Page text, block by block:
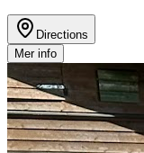
Directions
Mer info